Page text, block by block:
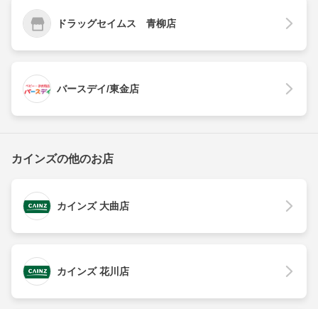
ドラッグセイムス 青柳店
バースデイ/東金店
カインズの他のお店
カインズ 大曲店
カインズ 花川店